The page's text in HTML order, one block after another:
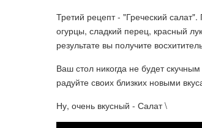
Третий рецепт - "Греческий
огурцы, сладкий перец, красный
результате вы получите
Ваш стол никогда не будет
радуйте своих близких новыми
Ну, очень вкусный - Салат \